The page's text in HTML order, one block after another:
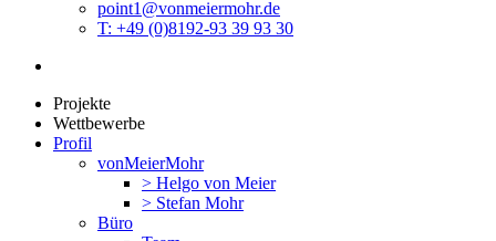
point1@vonmeiermohr.de
T: +49 (0)8192-93 39 93 30
Projekte
Wettbewerbe
Profil
vonMeierMohr
> Helgo von Meier
> Stefan Mohr
Büro